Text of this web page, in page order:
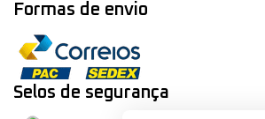
Formas de envio
Selos de segurança